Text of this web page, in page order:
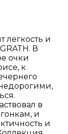
легкость и
В
очки
к
в
и
и